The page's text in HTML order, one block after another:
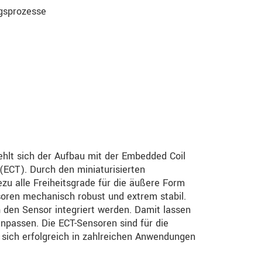
sich der Aufbau mit der Embedded Coil
Durch den miniaturisierten
alle Freiheitsgrade für die äußere Form
mechanisch robust und extrem stabil.
Sensor integriert werden. Damit lassen
Die ECT-Sensoren sind für die
erfolgreich in zahlreichen Anwendungen